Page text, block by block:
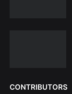
CONTRIBUTORS